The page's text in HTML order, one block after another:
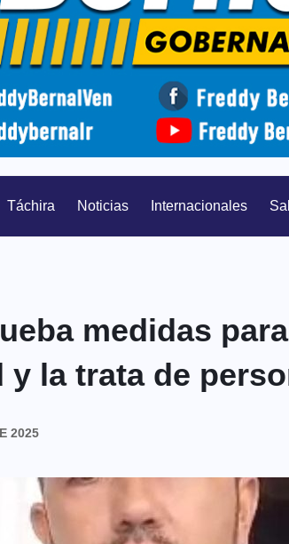
Táchira Noticias Internacionales
medidas
y la trata de
2025